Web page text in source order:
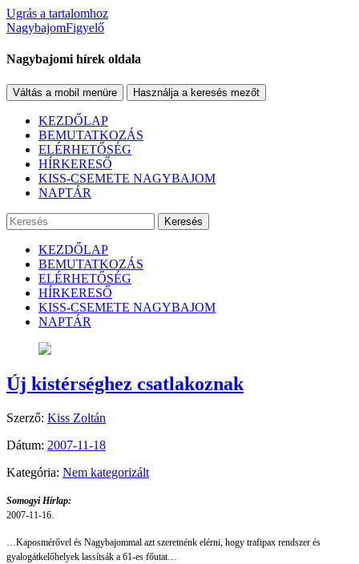
Ugrás a tartalomhoz
NagybajomFigyelő
Nagybajomi hírek oldala
Váltás a mobil menüre Használja a keresés mezőt
KEZDŐLAP
BEMUTATKOZÁS
ELÉRHETŐSÉG
HÍRKERESŐ
KISS-CSEMETE NAGYBAJOM
NAPTÁR
Keresés
KEZDŐLAP
BEMUTATKOZÁS
ELÉRHETŐSÉG
HÍRKERESŐ
KISS-CSEMETE NAGYBAJOM
NAPTÁR
Új kistérséghez csatlakoznak
Szerző: Kiss Zoltán
Dátum: 2007-11-18
Kategória: Nem kategorizált
Somogyi Hírlap:
2007-11-16.
…Kaposmérővel és Nagybajommal azt szeretnénk elérni, hogy trafipax rendszer és
gyalogátkelőhelyek lassítsák a 61-es főutat…